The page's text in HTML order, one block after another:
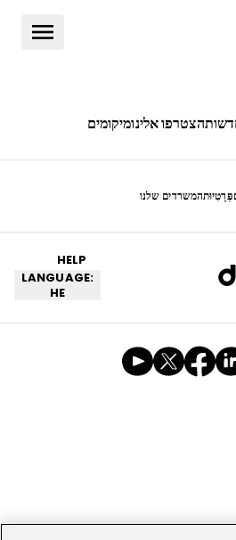
הצטרפו אלינומיקומים
פְּרָטִיוּתהמשרדים שלנו
HELP
LANGUAGE:
HE